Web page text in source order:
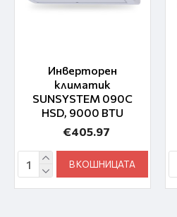
Инверторен
климатик
SUNSYSTEM 090C
HSD, 9000 BTU
€405.97
В КОШНИЦАТА